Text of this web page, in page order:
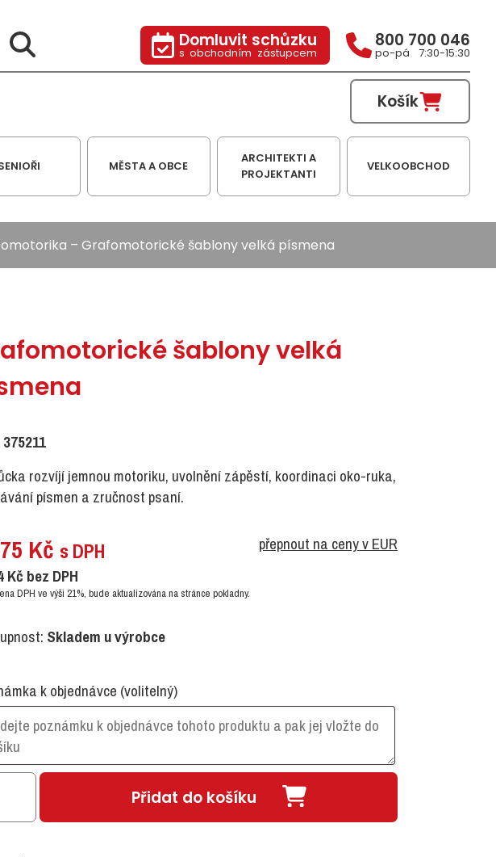
Domluvit schůzku
s obchodním zástupcem
800 700 046
po-pá 7:30-15:30
Košík
MĚSTA A OBCE
ARCHITEKTI A
PROJEKTANTI
VELKOOBCHOD
– Grafomotorické šablony velká písmena
šablony velká
375211
rozvíjí jemnou motoriku, uvolnění zápěstí, koordinaci oko-ruka,
písmen a zručnost psaní.
Kč s DPH
přepnout na ceny v EUR
Kč bez DPH
DPH ve výši 21%, bude aktualizována na stránce pokladny.
Skladem u výrobce
k objednávce (volitelný)
Přidat do košíku